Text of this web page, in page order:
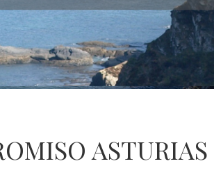
ASTURIAS